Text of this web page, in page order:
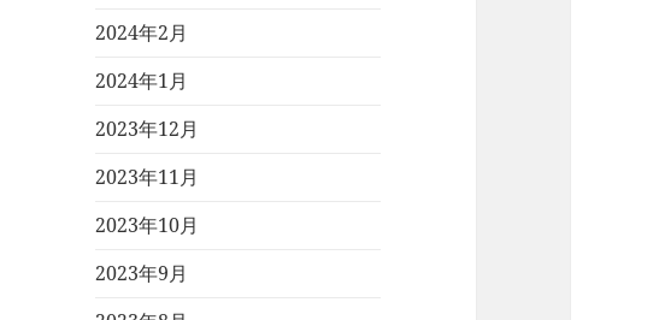
2024年2月
2024年1月
2023年12月
2023年11月
2023年10月
2023年9月